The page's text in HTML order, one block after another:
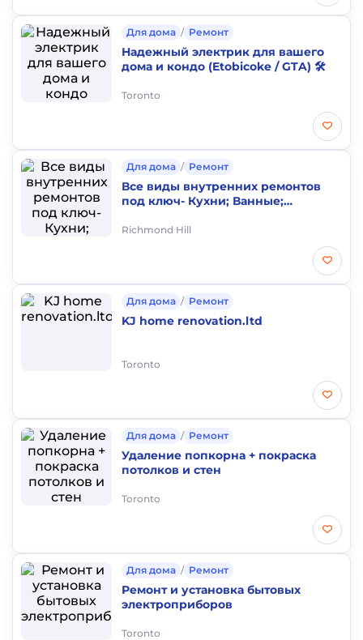
Для дома / Ремонт
Надежный электрик для вашего
дома и кондо (Etobicoke / GTA) 🛠️
Toronto
Для дома / Ремонт
Все виды внутренних ремонтов
под ключ- Кухни; Ванные;
Richmond Hill
Для дома / Ремонт
KJ home renovation.ltd
Toronto
Для дома / Ремонт
Удаление попкорна + покраска
потолков и стен
Toronto
Для дома / Ремонт
Ремонт и установка бытовых
электроприборов
Toronto